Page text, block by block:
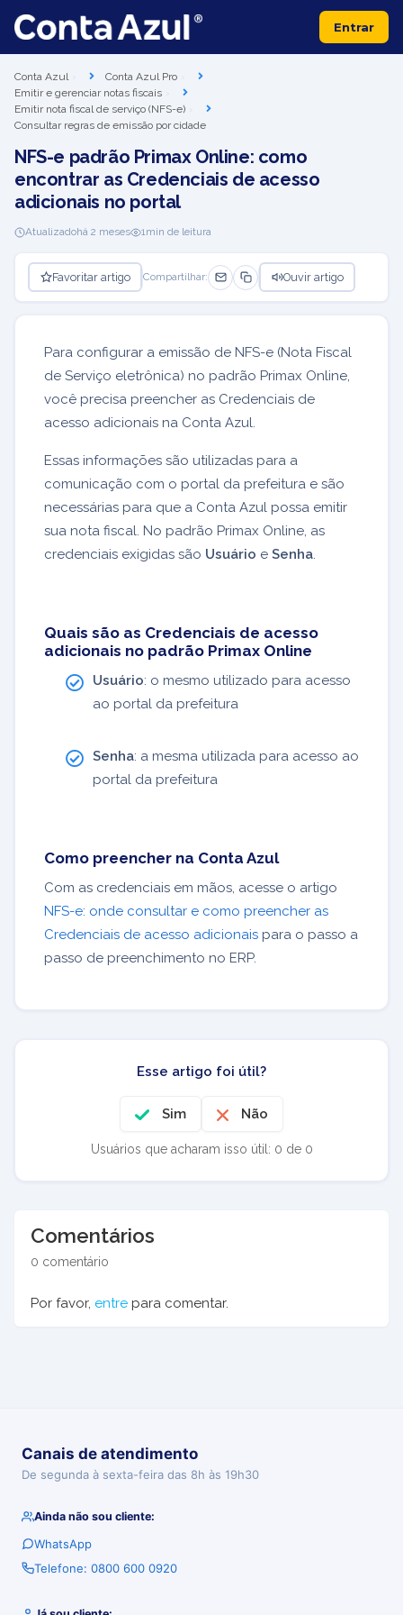
Entrar
Conta Azul
Conta Azul Pro
Emitir e gerenciar notas fiscais
Emitir nota fiscal de serviço (NFS-e)
Consultar regras de emissão por cidade
NFS-e padrão Primax Online: como
encontrar as Credenciais de acesso
adicionais no portal
Atualizadohá 2 meses 1min de leitura
Favoritar artigo Compartilhar: Ouvir artigo
Para configurar a emissão de NFS-e (Nota Fiscal
de Serviço eletrônica) no padrão Primax Online,
você precisa preencher as Credenciais de
acesso adicionais na Conta Azul.
Essas informações são utilizadas para a
comunicação com o portal da prefeitura e são
necessárias para que a Conta Azul possa emitir
sua nota fiscal. No padrão Primax Online, as
credenciais exigidas são Usuário e Senha.
Quais são as Credenciais de acesso
adicionais no padrão Primax Online
Usuário: o mesmo utilizado para acesso
ao portal da prefeitura
Senha: a mesma utilizada para acesso ao
portal da prefeitura
Como preencher na Conta Azul
Com as credenciais em mãos, acesse o artigo
NFS-e: onde consultar e como preencher as
Credenciais de acesso adicionais para o passo a
passo de preenchimento no ERP.
Esse artigo foi útil?
Sim Não
Usuários que acharam isso útil: 0 de 0
Comentários
0 comentário
Por favor, entre para comentar.
Canais de atendimento
De segunda à sexta-feira das 8h às 19h30
Ainda não sou cliente:
WhatsApp
Telefone: 0800 600 0920